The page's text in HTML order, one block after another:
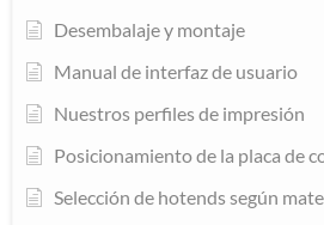
Desembalaje y montaje
Manual de interfaz de usuario
Nuestros perfiles de impresión
Posicionamiento de la placa de
Selección de hotends según